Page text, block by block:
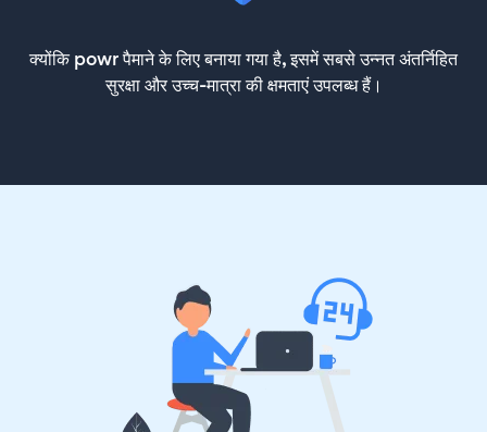
क्योंकि powr पैमाने के लिए बनाया गया है, इसमें सबसे उन्नत अंतर्निहित
सुरक्षा और उच्च-मात्रा की क्षमताएं उपलब्ध हैं।